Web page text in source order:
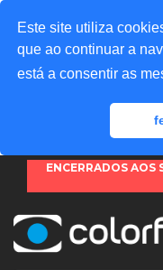
Este site utiliza
que ao continuar a
está a consentir as
ENCERRADOS AOS